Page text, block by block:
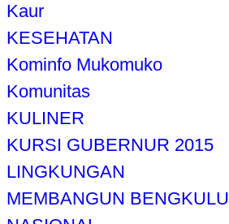
Kaur
KESEHATAN
Kominfo Mukomuko
Komunitas
KULINER
KURSI GUBERNUR 2015
LINGKUNGAN
MEMBANGUN BENGKULU